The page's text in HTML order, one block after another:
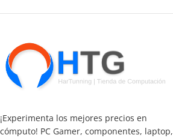
¡Experimenta los mejores precios en
cómputo! PC Gamer, componentes, laptop,